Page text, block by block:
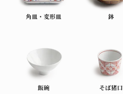
角皿・変形皿 鉢
飯碗 そば猪口